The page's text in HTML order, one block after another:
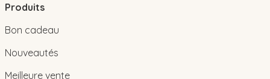
Produits
Bon cadeau
Nouveautés
Meilleure vente